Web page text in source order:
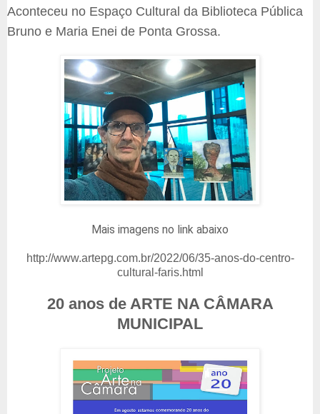
Aconteceu no Espaço Cultural da Biblioteca Pública
Bruno e Maria Enei de Ponta Grossa.
Mais imagens no link abaixo
http://www.artepg.com.br/2022/06/35-anos-do-centro-
cultural-faris.html
20 anos de ARTE NA CÂMARA
MUNICIPAL